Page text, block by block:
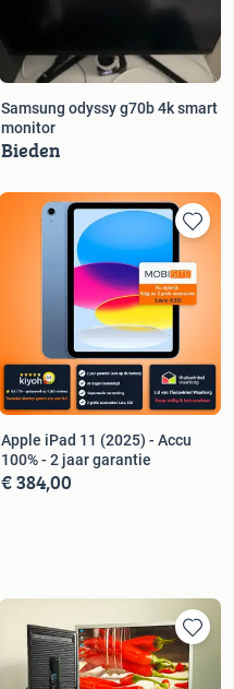
Samsung odyssy g70b 4k smart
monitor
Bieden
Apple iPad 11 (2025) - Accu
100% - 2 jaar garantie
€ 384,00